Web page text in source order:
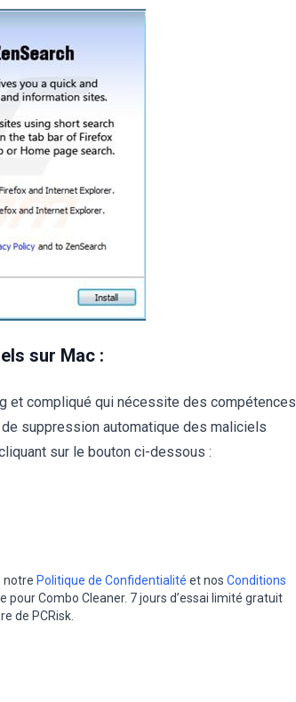
sur Mac :
et compliqué qui nécessite des compétences
suppression automatique des maliciels
sur le bouton ci-dessous :
notre Politique de Confidentialité et nos Conditions
pour Combo Cleaner. 7 jours d’essai limité gratuit
de PCRisk.